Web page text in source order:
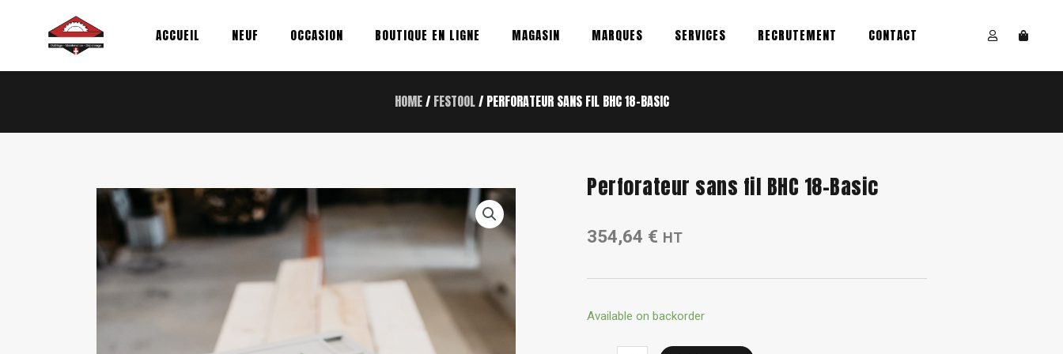
ACCUEIL NEUF OCCASION BOUTIQUE EN LIGNE MAGASIN MARQUES SERVICES RECRUTEMENT CONTACT
HOME/FESTOOL/ PERFORATEUR SANS FIL BHC 18-BASIC
Perforateur sans fil BHC 18-Basic
354,64 € HT
Available on backorder
Perforateur